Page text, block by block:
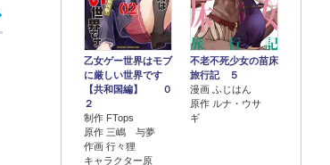
乙女ゲー世界はモブ
に厳しい世界です
【共和国編】 ０
２
制作 FTops
原作 三嶋 与夢
作画 行々狸
キャラクター原
不老不死少女の苗床
旅行記 ５
漫画 ふじはん
原作 ルナ・ウサ
ギ